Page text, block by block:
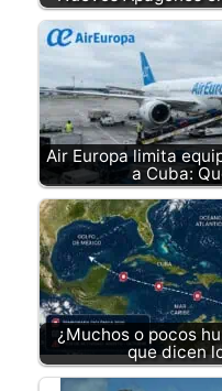
Air Europa limita
a Cuba:
¿Muchos o pocos
que dicen